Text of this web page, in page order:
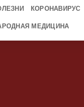
КОРОНАВИРУС
МЕДИЦИНА